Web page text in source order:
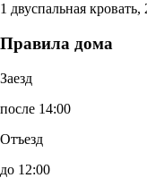
1 двуспальная
Правила дома
Заезд
после 14:00
Отъезд
до 12:00